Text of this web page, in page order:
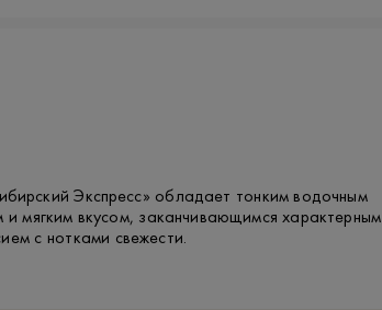
Экспресс» обладает тонким водочным
и мягким вкусом, заканчивающимся характерным
с нотками свежести.